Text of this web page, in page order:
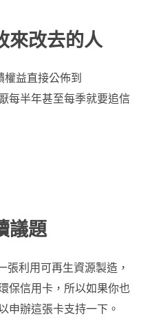
來改去的人
益直接公佈到
每半年甚至每季就要追信
議題
張利用可再生資源製造，
保信用卡，所以如果你也
申辦這張卡支持一下。